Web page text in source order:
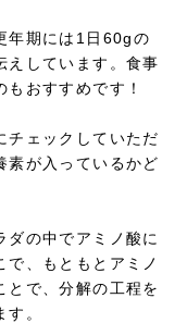
年期には1日60gの
えしています。食事
おすすめです！
チェックしていただ
素が入っているかど
ダの中でアミノ酸に
で、もともとアミノ
とで、分解の工程を
。